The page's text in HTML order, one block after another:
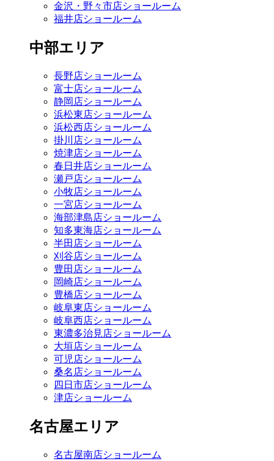
金沢・野々市店ショールーム
福井店ショールーム
中部エリア
長野店ショールーム
富士店ショールーム
静岡店ショールーム
浜松東店ショールーム
浜松西店ショールーム
掛川店ショールーム
焼津店ショールーム
春日井店ショールーム
瀬戸店ショールーム
小牧店ショールーム
一宮店ショールーム
海部津島店ショールーム
知多東海店ショールーム
半田店ショールーム
刈谷店ショールーム
豊田店ショールーム
岡崎店ショールーム
豊橋店ショールーム
岐阜東店ショールーム
岐阜西店ショールーム
東濃多治見店ショールーム
大垣店ショールーム
可児店ショールーム
桑名店ショールーム
四日市店ショールーム
津店ショールーム
名古屋エリア
名古屋南店ショールーム